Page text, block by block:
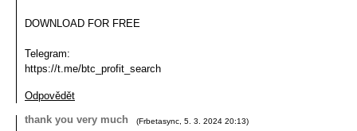
DOWNLOAD FOR FREE
Telegram:
https://t.me/btc_profit_search
Odpovědět
thank you very much
(Frbetasync 5. 3. 2024 20:13)